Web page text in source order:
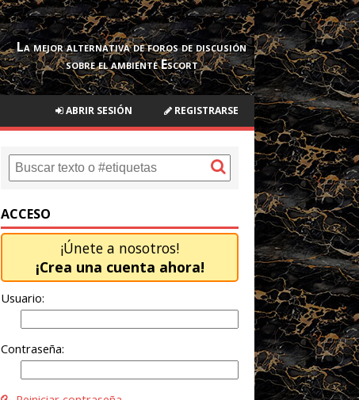
La mejor alternativa de foros de discusión
sobre el ambiente Escort
REGISTRARSE
ABRIR SESIÓN
ACCESO
¡Únete a nosotros!
¡Crea una cuenta ahora!
Usuario:
Contraseña: